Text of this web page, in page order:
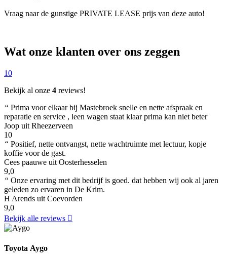
Vraag naar de gunstige PRIVATE LEASE prijs van deze auto!
Wat onze klanten over ons zeggen
10
Bekijk al onze 4 reviews!
“ Prima voor elkaar bij Mastebroek snelle en nette afspraak en
reparatie en service , leen wagen staat klaar prima kan niet beter
Joop uit Rheezerveen
10
“ Positief, nette ontvangst, nette wachtruimte met lectuur, kopje
koffie voor de gast.
Cees paauwe uit Oosterhesselen
9,0
“ Onze ervaring met dit bedrijf is goed. dat hebben wij ook al jaren
geleden zo ervaren in De Krim.
H Arends uit Coevorden
9,0
Bekijk alle reviews
Toyota Aygo